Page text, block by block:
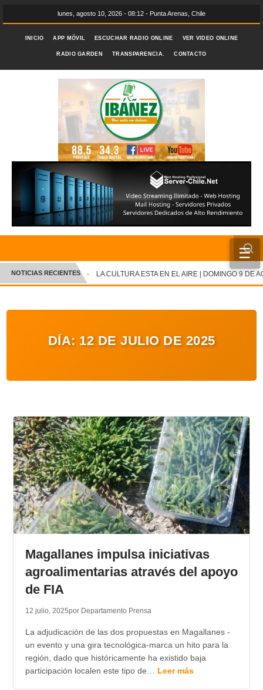
lunes, agosto 10, 2026 - 08:12 - Punta Arenas, Chile
INICIO APP MÓVIL ESCUCHAR RADIO ONLINE VER VIDEO ONLINE
RADIO GARDEN TRANSPARENCIA. CONTACTO
☰
INICIO
CRÓNICA
ENTRETENIMIENTO Y CULTURA
AUDIOS
VIDEOS
GALERIA DE FOTOS
APP MÓVIL
NOTICIAS RECIENTES LA CULTURA ESTA EN EL AIRE | DOMINGO 9 DE
DÍA: 12 DE JULIO DE 2025
Magallanes impulsa iniciativas
agroalimentarias através del apoyo
de FIA
12 julio, 2025por Departamento Prensa
La adjudicación de las dos propuestas en Magallanes -
un evento y una gira tecnológica-marca un hito para la
región, dado que históricamente ha existido baja
participación localen este tipo de… Leer más